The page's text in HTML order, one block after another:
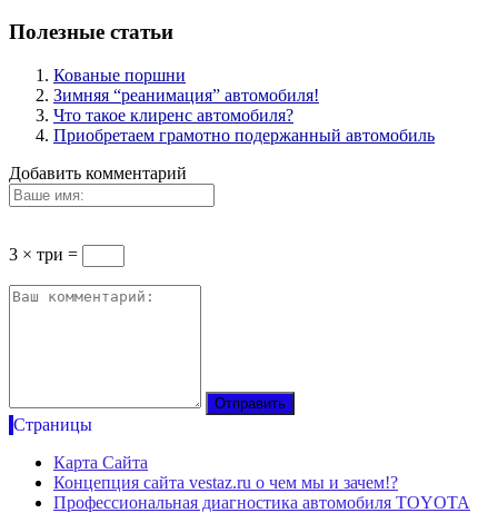
Полезные статьи
Кованые поршни
Зимняя “реанимация” автомобиля!
Что такое клиренс автомобиля?
Приобретаем грамотно подержанный автомобиль
Добавить комментарий
3 × три =
Страницы
Карта Сайта
Концепция сайта vestaz.ru о чем мы и зачем!?
Профессиональная диагностика автомобиля TOYOTA